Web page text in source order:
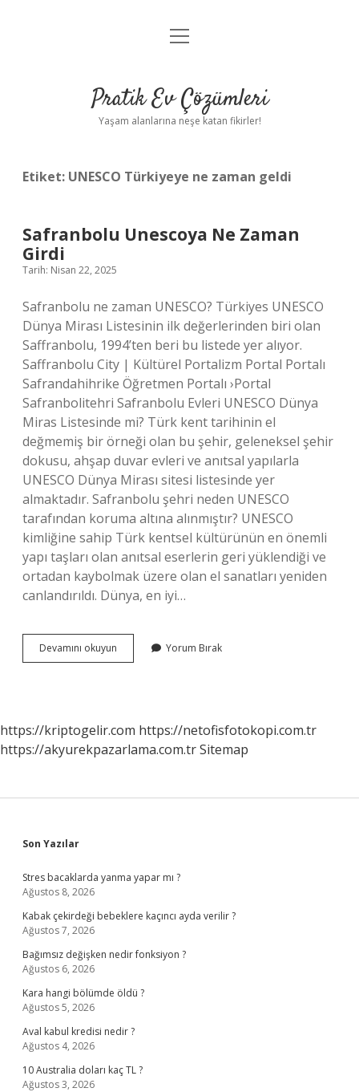
Anasayfa
Yasal Uyarı
menüyü
Pratik Ev Çözümleri
Yaşam alanlarına neşe katan fikirler!
Etiket: UNESCO Türkiyeye ne zaman geldi
Safranbolu Unescoya Ne Zaman
Girdi
Tarih: Nisan 22, 2025
Safranbolu ne zaman UNESCO? Türkiyes UNESCO
Dünya Mirası Listesinin ilk değerlerinden biri olan
Saffranbolu, 1994’ten beri bu listede yer alıyor.
Saffranbolu City | Kültürel Portalizm Portal Portalı
Safrandahihrike Öğretmen Portalı ›Portal
Safranbolitehri Safranbolu Evleri UNESCO Dünya
Miras Listesinde mi? Türk kent tarihinin el
değmemiş bir örneği olan bu şehir, geleneksel şehir
dokusu, ahşap duvar evleri ve anıtsal yapılarla
UNESCO Dünya Mirası sitesi listesinde yer
almaktadır. Safranbolu şehri neden UNESCO
tarafından koruma altına alınmıştır? UNESCO
kimliğine sahip Türk kentsel kültürünün en önemli
yapı taşları olan anıtsal eserlerin geri yüklendiği ve
ortadan kaybolmak üzere olan el sanatları yeniden
canlandırıldı. Dünya, en iyi…
Devamını okuyun Safranbolu
Unescoya
Yorum Bırak
https://kriptogelir.com https://netofisfotokopi.com.tr
https://akyurekpazarlama.com.trSitemap
Sidebar
Son Yazılar
Stres bacaklarda yanma yapar mı ?
Ağustos 8, 2026
Kabak çekirdeği bebeklere kaçıncı ayda verilir ?
Ağustos 7, 2026
Bağımsız değişken nedir fonksiyon ?
Ağustos 6, 2026
Kara hangi bölümde öldü ?
Ağustos 5, 2026
Aval kabul kredisi nedir ?
Ağustos 4, 2026
10 Australia doları kaç TL ?
Ağustos 3, 2026